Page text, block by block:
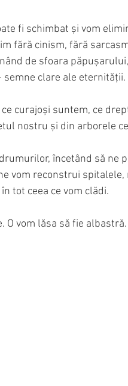
fi schimbat și vom
fără cinism, fără
de sfoara
clare ale eternității.
curajoși suntem, ce
nostru și din arborele
încetând să ne
vom reconstrui
tot ceea ce vom clădi.
O vom lăsa să fie albastră.